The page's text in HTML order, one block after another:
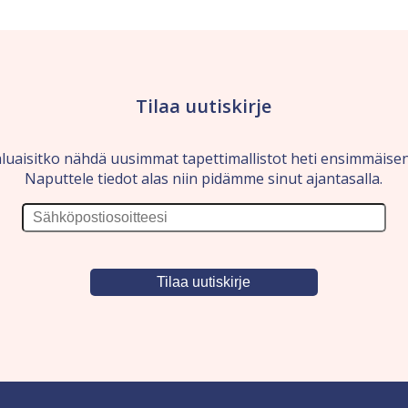
Tilaa uutiskirje
nähdä uusimmat tapettimallistot heti
Naputtele tiedot alas niin pidämme sinut ajantasalla.